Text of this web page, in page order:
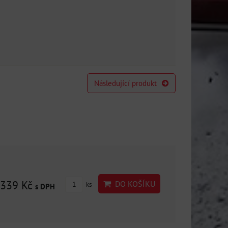
Následující produkt
Kč s DPH ks DO KOŠÍKU